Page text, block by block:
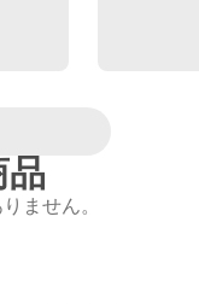
品
ません。